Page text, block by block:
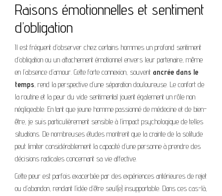
Raisons émotionnelles et sentiment
d’obligation
Il est fréquent d’observer chez certains hommes un profond sentiment
d’obligation ou un attachement émotionnel envers leur partenaire, même
en l’absence d’amour. Cette forte connexion, souvent ancrée dans le
temps, rend la perspective d’une séparation douloureuse. Le confort de
la routine et la peur du vide sentimental jouent également un rôle non
négligeable. En tant que jeune homme passionné de médecine et de bien-
être, je suis particulièrement sensible à l’impact psychologique de telles
situations. De nombreuses études montrent que la crainte de la solitude
peut limiter considérablement la capacité d’une personne à prendre des
décisions radicales concernant sa vie affective.
Cette peur est parfois exacerbée par des expériences antérieures de rejet
ou d’abandon, rendant l’idée d’être seul(e) insupportable. Dans ces cas-là,